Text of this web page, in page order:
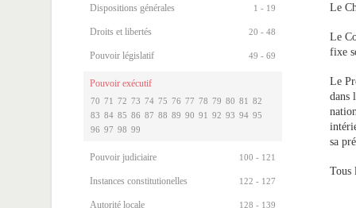
1 - 19
Dispositions générales
20 - 48
Droits et libertés
49 - 69
Pouvoir législatif
Pouvoir exécutif
70 71 72 73 74 75 76 77 78 79 80 81 82
83 84 85 86 87 88 89 90 91 92 93 94 95
96 97 98 99
100 - 121
Pouvoir judiciaire
122 - 127
Instances constitutionelles
128 - 139
Autorité locale
Le
Le
fixe
Le
dans
sa
Tous